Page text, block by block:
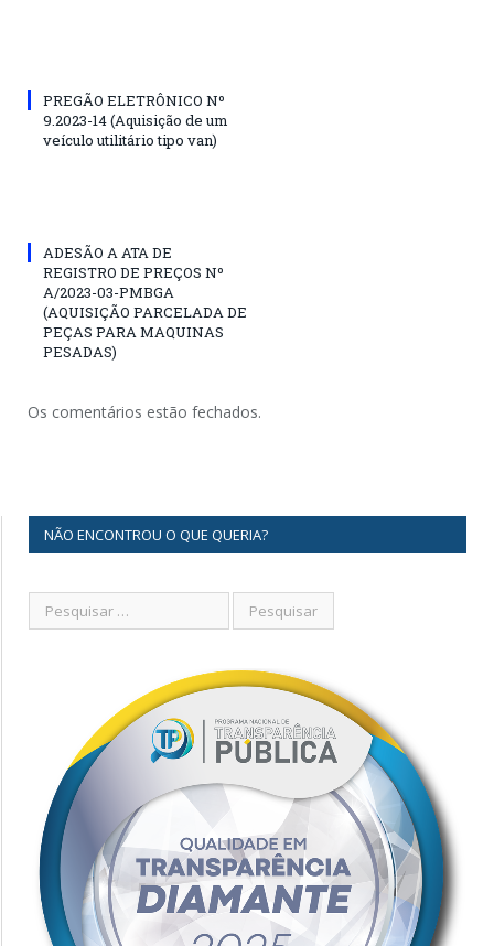
PREGÃO ELETRÔNICO Nº
9.2023-14 (Aquisição de um
veículo utilitário tipo van)
ADESÃO A ATA DE
REGISTRO DE PREÇOS Nº
A/2023-03-PMBGA
(AQUISIÇÃO PARCELADA DE
PEÇAS PARA MAQUINAS
PESADAS)
Os comentários estão fechados.
NÃO ENCONTROU O QUE QUERIA?